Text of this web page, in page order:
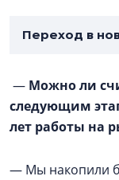
Переход в
— Можно ли
следующим
лет работы на
— Мы накопили